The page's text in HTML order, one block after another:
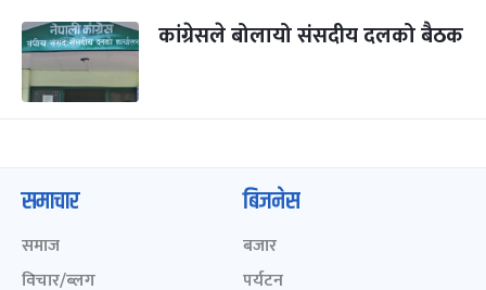
कांग्रेसले बोलायो संसदीय दलको बैठक
समाचार
समाज
विचार/ब्लग
बिजनेस
बजार
पर्यटन